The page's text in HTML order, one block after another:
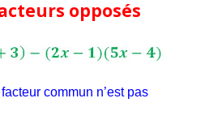
opposés
commun n’est pas